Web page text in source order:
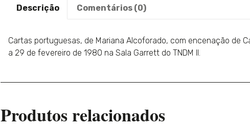
Descrição Comentários (0)
Cartas portuguesas, de Mariana Alcoforado, com encenação de
a 29 de fevereiro de 1980 na Sala Garrett do TNDM II.
Produtos relacionados